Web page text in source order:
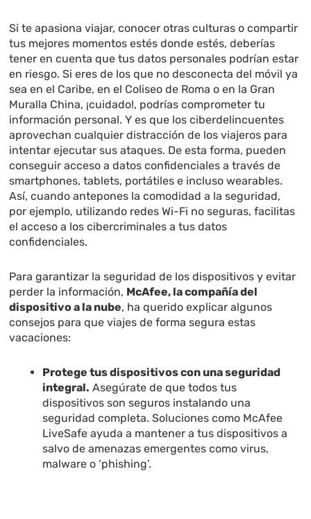
Si te apasiona viajar, conocer otras culturas o compartir
tus mejores momentos estés donde estés, deberías
tener en cuenta que tus datos personales podrían estar
en riesgo. Si eres de los que no desconecta del móvil ya
sea en el Caribe, en el Coliseo de Roma o en la Gran
Muralla China, ¡cuidado!, podrías comprometer tu
información personal. Y es que los ciberdelincuentes
aprovechan cualquier distracción de los viajeros para
intentar ejecutar sus ataques. De esta forma, pueden
conseguir acceso a datos confidenciales a través de
smartphones, tablets, portátiles e incluso wearables.
Así, cuando antepones la comodidad a la seguridad,
por ejemplo, utilizando redes Wi-Fi no seguras, facilitas
el acceso a los cibercriminales a tus datos
confidenciales.
Para garantizar la seguridad de los dispositivos y evitar
perder la información, McAfee, la compañía del
dispositivo a la nube, ha querido explicar algunos
consejos para que viajes de forma segura estas
vacaciones:
Protege tus dispositivos con una seguridad
integral. Asegúrate de que todos tus
dispositivos son seguros instalando una
seguridad completa. Soluciones como McAfee
LiveSafe ayuda a mantener a tus dispositivos a
salvo de amenazas emergentes como virus,
malware o ‘phishing’.